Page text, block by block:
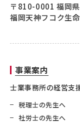
〒810-0001 福岡
福岡天神フコク生
事業案内
士業事務所の経営支
税理士の先生へ
社労士の先生へ